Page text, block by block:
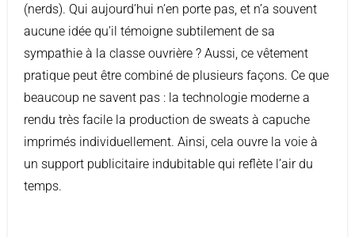
(nerds). Qui aujourd’hui n’en porte pas, et n’a souvent
aucune idée qu’il témoigne subtilement de sa
sympathie à la classe ouvrière ? Aussi, ce vêtement
pratique peut être combiné de plusieurs façons. Ce que
beaucoup ne savent pas : la technologie moderne a
rendu très facile la production de sweats à capuche
imprimés individuellement. Ainsi, cela ouvre la voie à
un support publicitaire indubitable qui reflète l’air du
temps.